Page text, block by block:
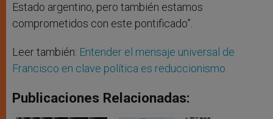
Estado argentino, pero también estamos
comprometidos con este pontificado”.
Leer también: Entender el mensaje universal de
Francisco en clave política es reduccionismo
Publicaciones Relacionadas: